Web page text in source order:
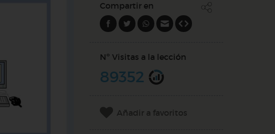
Compartir en
Nº Visitas a la lección
89352
Añadir a favoritos